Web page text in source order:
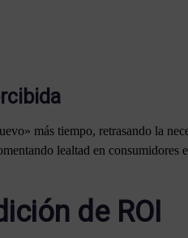
más tiempo, retrasando la
lealtad en consumidores
de ROI